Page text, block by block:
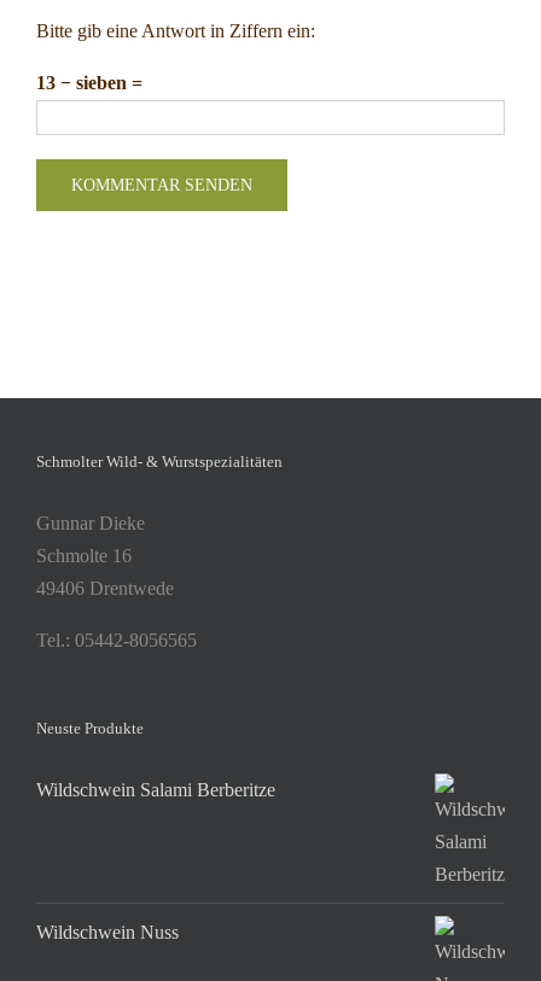
Bitte gib eine Antwort in Ziffern ein:
13 − sieben =
Schmolter Wild- & Wurstspezialitäten
Gunnar Dieke
Schmolte 16
49406 Drentwede
Tel.: 05442-8056565
Neuste Produkte
Wildschwein Salami Berberitze
Wildschwein Nuss